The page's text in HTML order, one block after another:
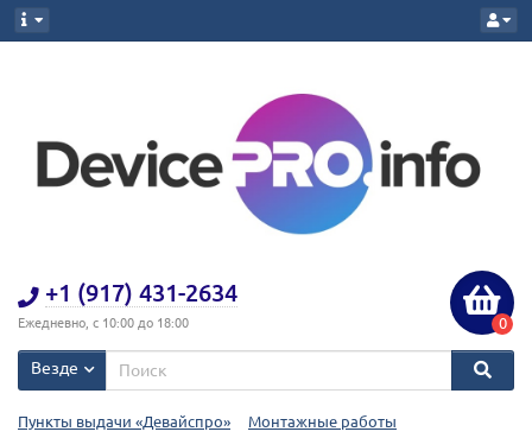
+1 (917) 431-2634
Ежедневно, с 10:00 до 18:00 0
Везде
Пункты выдачи «Девайспро»
Монтажные работы